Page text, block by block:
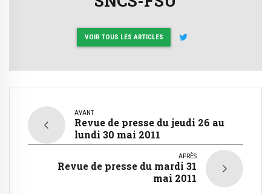
VOIR TOUS LES ARTICLES
AVANT
Revue de presse du jeudi 26 au
lundi 30 mai 2011
APRÈS
Revue de presse du mardi 31
mai 2011